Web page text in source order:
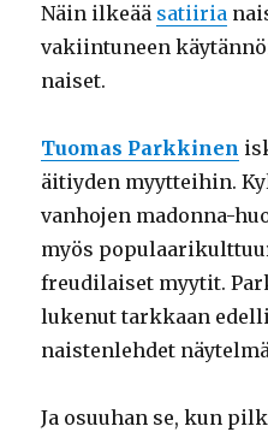
Näin ilkeää satiiria
vakiintuneen
naiset.
Tuomas Parkkinen
äitiyden myytteihin.
vanhojen madonna-
myös
freudilaiset myytit.
lukenut tarkkaan
naistenlehdet
Ja osuuhan se, kun